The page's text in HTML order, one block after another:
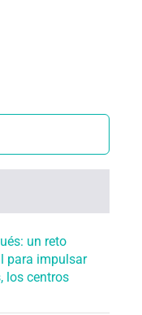
un reto
para impulsar
los centros